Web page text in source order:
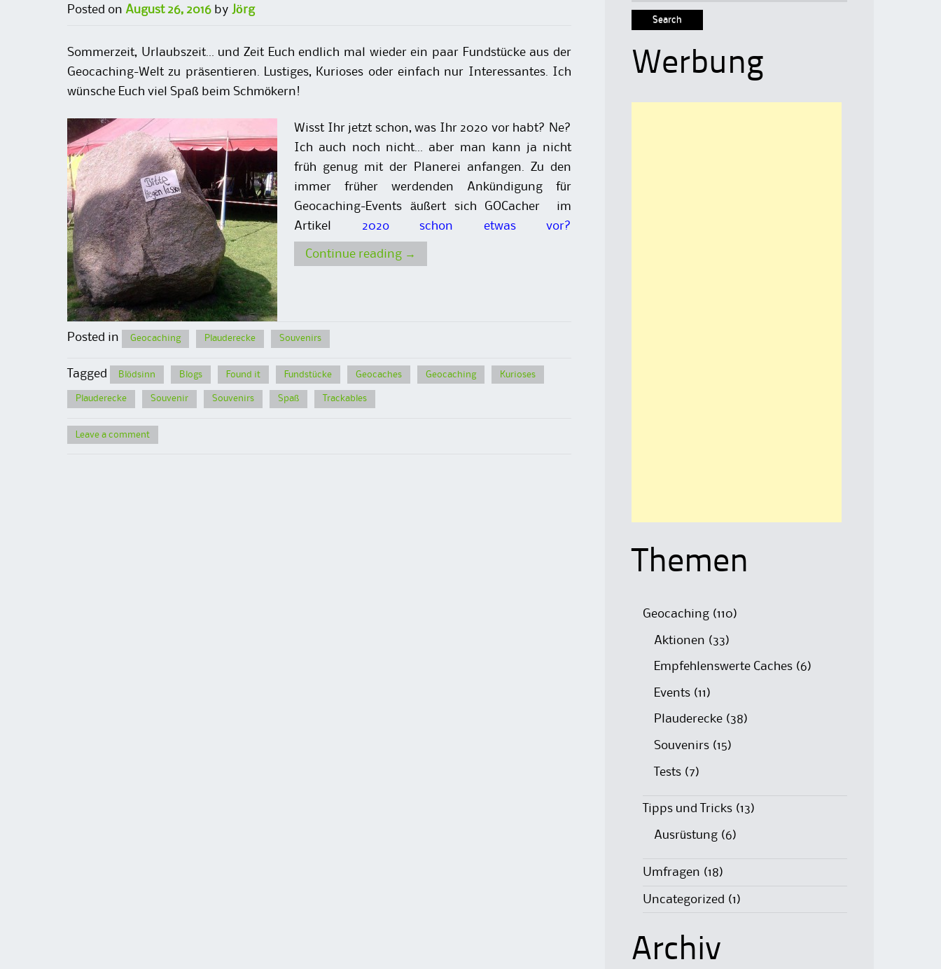
Posted on August 26, 2016 by Jörg
Sommerzeit, Urlaubszeit… und Zeit Euch endlich mal wieder ein paar Fundstücke aus der
Geocaching-Welt zu präsentieren. Lustiges, Kurioses oder einfach nur Interessantes. Ich
wünsche Euch viel Spaß beim Schmökern!
Wisst Ihr jetzt schon, was Ihr 2020 vor habt? Ne?
Ich auch noch nicht… aber man kann ja nicht
früh genug mit der Planerei anfangen. Zu den
immer früher werdenden Ankündigung für
Geocaching-Events äußert sich GOCacher im
Artikel 202o schon etwas vor?
Continue reading →
Posted in Geocaching Plauderecke Souvenirs
Tagged Blödsinn Blogs Found it Fundstücke Geocaches Geocaching Kurioses
Plauderecke Souvenir Souvenirs Spaß Trackables
Leave a comment
Werbung
Themen
Geocaching (110)
Aktionen (33)
Empfehlenswerte Caches (6)
Events (11)
Plauderecke (38)
Souvenirs (15)
Tests (7)
Tipps und Tricks (13)
Ausrüstung (6)
Umfragen (18)
Uncategorized (1)
Archiv